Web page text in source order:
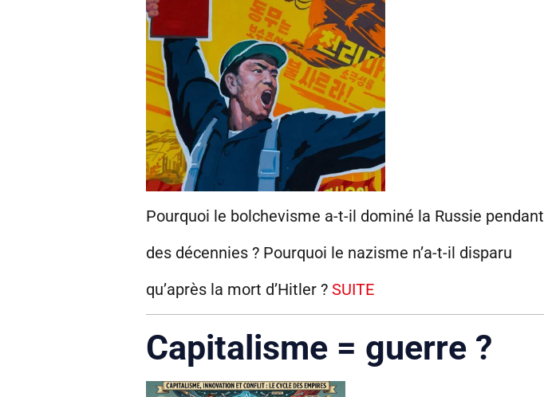
Pourquoi le bolchevisme a-t-il dominé la Russie pendant
des décennies ? Pourquoi le nazisme n’a-t-il disparu
qu’après la mort d’Hitler ? SUITE
Capitalisme = guerre ?